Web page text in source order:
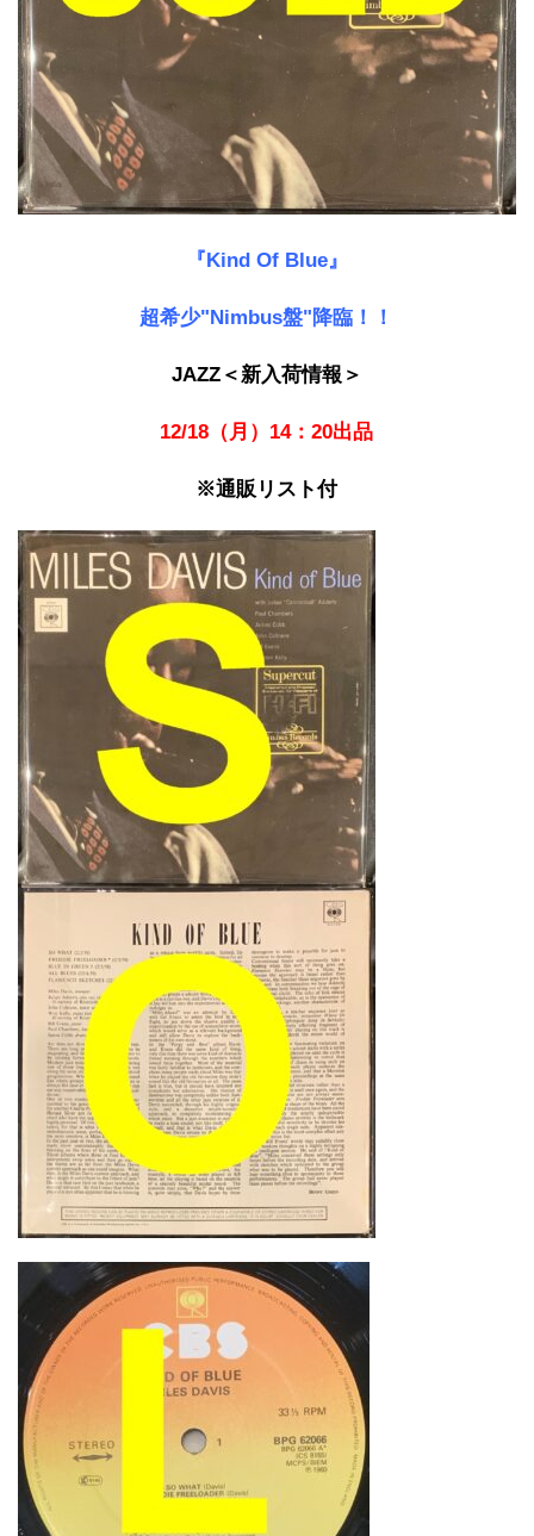
『Kind Of Blue』
超希少"Nimbus盤"降臨！！
JAZZ＜新入荷情報＞
12/18（月）14：20出品
※通販リスト付